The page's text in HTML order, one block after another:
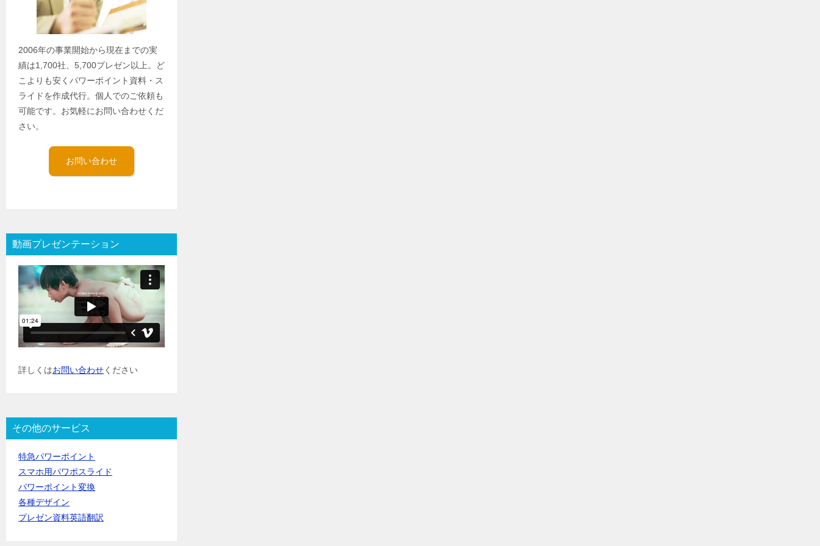
2006年の事業開始から現在までの実
績は1,700社、5,700プレゼン以上。ど
こよりも安くパワーポイント資料・ス
ライドを作成代行。個人でのご依頼も
可能です。お気軽にお問い合わせくだ
さい。
お問い合わせ
動画プレゼンテーション
詳しくはお問い合わせください
その他のサービス
特急パワーポイント
スマホ用パワポスライド
パワーポイント変換
各種デザイン
プレゼン資料英語翻訳